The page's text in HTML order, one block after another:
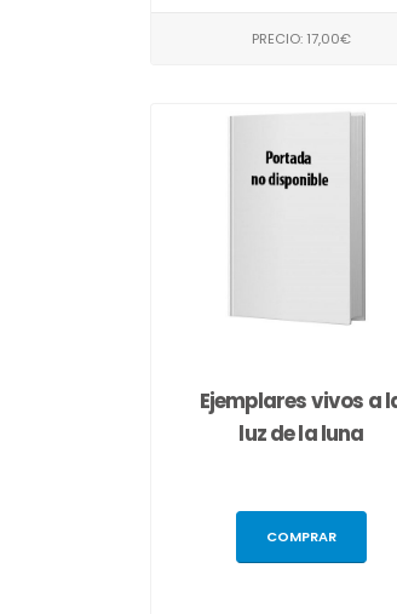
PRECIO: 17,00€
Ejemplares vivos a
luz de la luna
COMPRAR